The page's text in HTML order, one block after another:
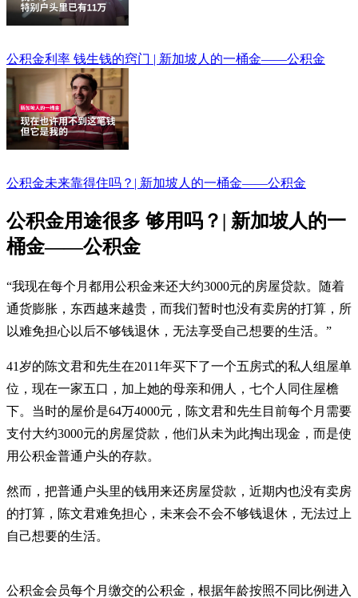
公积金利率 钱生钱的窍门 | 新加坡人的一桶金——公积金
公积金未来靠得住吗？| 新加坡人的一桶金——公积金
公积金用途很多 够用吗？| 新加坡人的一
桶金——公积金
“我现在每个月都用公积金来还大约3000元的房屋贷款。随着
通货膨胀，东西越来越贵，而我们暂时也没有卖房的打算，所
以难免担心以后不够钱退休，无法享受自己想要的生活。”
41岁的陈文君和先生在2011年买下了一个五房式的私人组屋单
位，现在一家五口，加上她的母亲和佣人，七个人同住屋檐
下。当时的屋价是64万4000元，陈文君和先生目前每个月需要
支付大约3000元的房屋贷款，他们从未为此掏出现金，而是使
用公积金普通户头的存款。
然而，把普通户头里的钱用来还房屋贷款，近期内也没有卖房
的打算，陈文君难免担心，未来会不会不够钱退休，无法过上
自己想要的生活。
公积金会员每个月缴交的公积金，根据年龄按照不同比例进入